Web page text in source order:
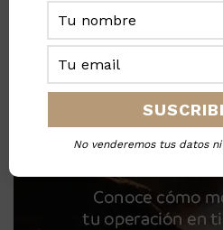
No venderemos tus datos